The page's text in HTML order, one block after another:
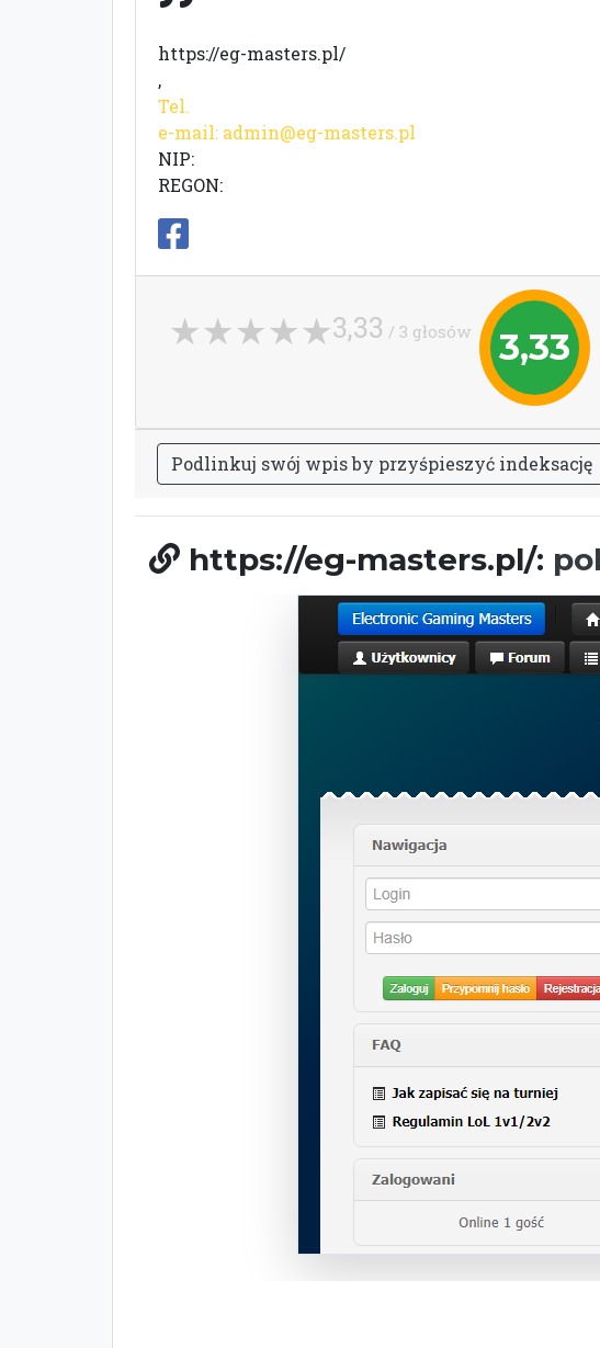
https://eg-masters.pl/
,
Tel.
e-mail: admin@eg-masters.pl
NIP:
REGON:
3,33
3,33 / 3 głosów
Podlinkuj swój wpisby przyśpieszyć indeksację
https://eg-masters.pl/: